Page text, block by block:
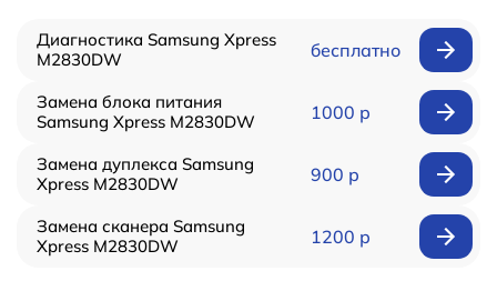
Диагностика Samsung Xpress
M2830DW
бесплатно
Замена блока питания
Samsung Xpress M2830DW
1000 р
Замена дуплекса Samsung
Xpress M2830DW
900 р
Замена сканера Samsung
Xpress M2830DW
1200 р